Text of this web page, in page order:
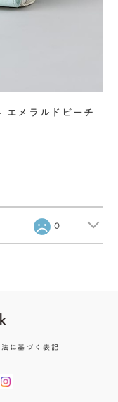
エメラルドビーチ
0
に基づく表記